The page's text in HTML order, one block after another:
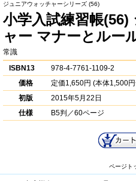
ジュニアウォッチャーシリーズ (56)
小学入試練習帳
ャー マナーとルー
常識
ISBN13
978-4-7761-1109-2
価格
定価1,650円 (本体1,500
初版
2015年5月22日
仕様
B5判／60ページ
ページト